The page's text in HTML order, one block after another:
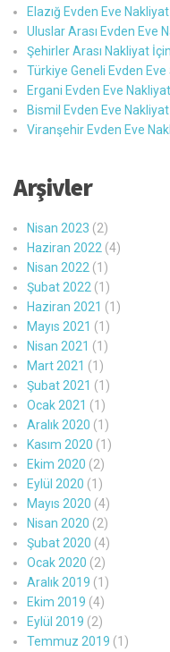
Elazığ Evden Eve Nakliyat
Uluslar Arası Evden Eve
Şehirler Arası Nakliyat
Türkiye Geneli Evden
Ergani Evden Eve Nakliyat
Bismil Evden Eve Nakliyat
Viranşehir Evden Eve
Arşivler
Nisan 2023 (2)
Haziran 2022 (4)
Nisan 2022 (1)
Şubat 2022 (1)
Haziran 2021 (1)
Mayıs 2021 (1)
Nisan 2021 (1)
Mart 2021 (1)
Şubat 2021 (1)
Ocak 2021 (1)
Aralık 2020 (1)
Kasım 2020 (1)
Ekim 2020 (2)
Eylül 2020 (1)
Mayıs 2020 (4)
Nisan 2020 (2)
Şubat 2020 (4)
Ocak 2020 (2)
Aralık 2019 (1)
Ekim 2019 (4)
Eylül 2019 (2)
Temmuz 2019 (1)